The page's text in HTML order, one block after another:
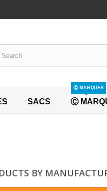
SACS Ⓒ
Ⓒ MARQUES
BY